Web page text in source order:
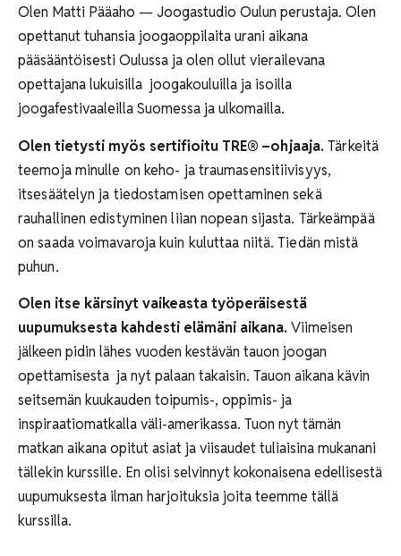
Olen Matti Pääaho — Joogastudio Oulun perustaja. Olen
opettanut tuhansia joogaoppilaita urani aikana
pääsääntöisesti Oulussa ja olen ollut vierailevana
opettajana lukuisilla joogakouluilla ja isoilla
joogafestivaaleilla Suomessa ja ulkomailla.
Olen tietysti myös sertifioitu TRE® –ohjaaja. Tärkeitä
teemoja minulle on keho- ja traumasensitiivisyys,
itsesäätelyn ja tiedostamisen opettaminen sekä
rauhallinen edistyminen liian nopean sijasta. Tärkeämpää
on saada voimavaroja kuin kuluttaa niitä. Tiedän mistä
puhun.
Olen itse kärsinyt vaikeasta työperäisestä
uupumuksesta kahdesti elämäni aikana. Viimeisen
jälkeen pidin lähes vuoden kestävän tauon joogan
opettamisesta ja nyt palaan takaisin. Tauon aikana kävin
seitsemän kuukauden toipumis-, oppimis- ja
inspiraatiomatkalla väli-amerikassa. Tuon nyt tämän
matkan aikana opitut asiat ja viisaudet tuliaisina mukanani
tällekin kurssille. En olisi selvinnyt kokonaisena edellisestä
uupumuksesta ilman harjoituksia joita teemme tällä
kurssilla.